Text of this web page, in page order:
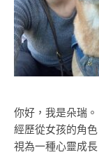
你好，我是朵瑞。
經歷從女孩的角
視為一種心靈成